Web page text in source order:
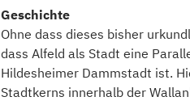
Geschichte
Ohne dass dieses bisher
dass Alfeld als Stadt eine
Hildesheimer Dammstadt ist.
Stadtkerns innerhalb der